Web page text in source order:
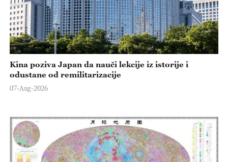
Kina poziva Japan da nauči lekcije iz istorije i
odustane od remilitarizacije
07-Aug-2026